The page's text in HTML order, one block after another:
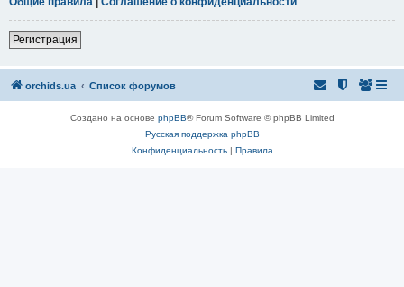
Регистрация
orchids.ua Список форумов
Создано на основе phpBB® Forum Software © phpBB Limited
Русская поддержка phpBB
Конфиденциальность| Правила